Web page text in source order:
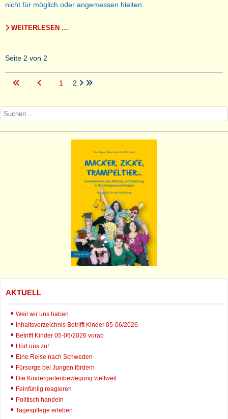
nicht für möglich oder angemessen hielten.
WEITERLESEN …
Seite 2 von 2
1 2
AKTUELL
Weil wir uns haben
Inhaltsverzeichnis Betrifft Kinder 05-06/2026
Betrifft Kinder 05-06/2026 vorab
Hört uns zu!
Eine Reise nach Schweden
Fürsorge bei Jungen fördern
Die Kindergartenbewegung weltweit
Feinfühlig reagieren
Politisch handeln
Tagespflege erleben